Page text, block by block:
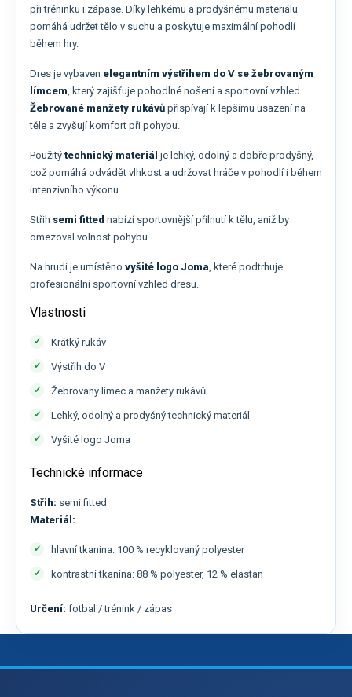
při tréninku i zápase. Díky lehkému a prodyšnému materiálu
pomáhá udržet tělo v suchu a poskytuje maximální pohodlí
během hry.
Dres je vybaven elegantním výstřihem do V se žebrovaným
límcem, který zajišťuje pohodlné nošení a sportovní vzhled.
Žebrované manžety rukávů přispívají k lepšímu usazení na
těle a zvyšují komfort při pohybu.
Použitý technický materiál je lehký, odolný a dobře prodyšný,
což pomáhá odvádět vlhkost a udržovat hráče v pohodlí i během
intenzivního výkonu.
Střih semi fitted nabízí sportovnější přilnutí k tělu, aniž by
omezoval volnost pohybu.
Na hrudi je umístěno vyšité logo Joma, které podtrhuje
profesionální sportovní vzhled dresu.
Vlastnosti
Krátký rukáv
Výstřih do V
Žebrovaný límec a manžety rukávů
Lehký, odolný a prodyšný technický materiál
Vyšité logo Joma
Technické informace
Střih: semi fitted
Materiál:
hlavní tkanina: 100 % recyklovaný polyester
kontrastní tkanina: 88 % polyester, 12 % elastan
Určení: fotbal / trénink / zápas
Z